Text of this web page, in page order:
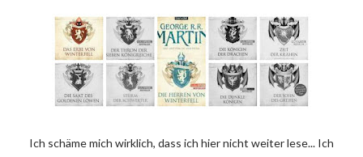
Ich schäme mich wirklich, dass ich hier nicht weiter lese... Ich